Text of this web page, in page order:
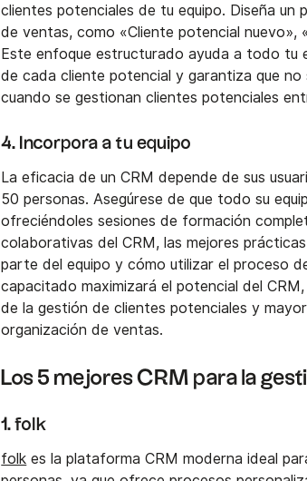
clientes potenciales de tu equipo. Diseña
de ventas, como «Cliente potencial
Este enfoque estructurado ayuda a todo tu
de cada cliente potencial y garantiza que
cuando se gestionan clientes potenciales
4. Incorpora a tu equipo
La eficacia de un CRM depende de sus
50 personas. Asegúrese de que todo su
ofreciéndoles sesiones de formación
colaborativas del CRM, las mejores
parte del equipo y cómo utilizar el proceso
capacitado maximizará el potencial del
de la gestión de clientes potenciales y
organización de ventas.
Los 5 mejores CRM para la
1. folk
folk es la plataforma CRM moderna ideal